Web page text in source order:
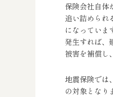
保険会社自体
追い詰められ
になっていま
発生すれば、
被害を補償し
地震保険では
の対象となり